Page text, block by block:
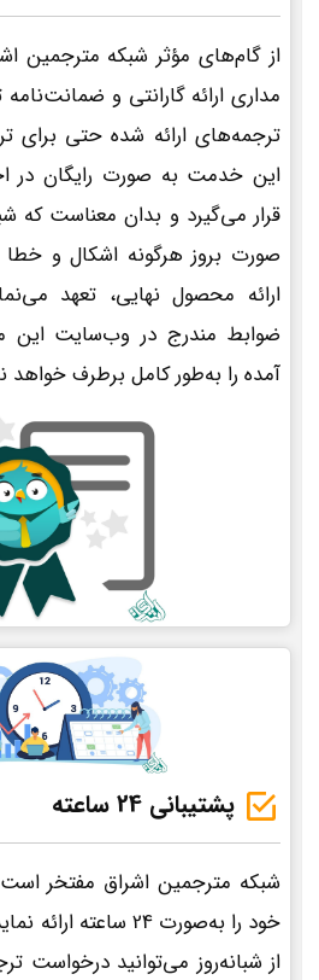
از گام‌های مؤثر شبکه مترجمین
مداری ارائه گارانتی و ضمانت‌نامه
ترجمه‌های ارائه شده حتی
این خدمت به صورت رایگان در
قرار می‌گیرد و بدان معناست که
صورت بروز هرگونه اشکال و
ارائه محصول نهایی، تعهد
ضوابط مندرج در وب‌سایت این
آمده را به‌طور کامل برطرف خواهد
پشتیبانی 24 ساعته
شبکه مترجمین اشراق مفتخر
خود را به‌صورت 24
از شبانه‌روز می‌توانید درخواست